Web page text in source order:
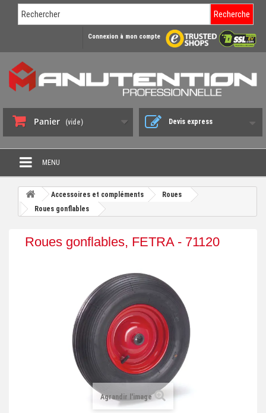
Recherche
Connexion à mon compte
Panier (vide) Devis express
MENU
PROMO DÉSTOCKAGE
CHARIOT DE MANUTENTION
ROULEUR ET PLATEAU ROULANT
TRANSPALETTE ET PALETTAGE
GERBEUR ET CRIC INDUSTRIEL
ACCESSOIRES ET COMPLÉMENTS
Accessoires et compléments
Roues
Roues gonflables
Roues gonflables, FETRA - 71120
Agrandir l'image